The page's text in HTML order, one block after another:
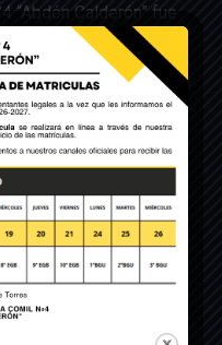
“Abdón Calderón” fue
de la Orden General
del año 1992 y
mediante
de 1992.